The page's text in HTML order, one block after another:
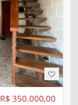
R$ 350.000,00